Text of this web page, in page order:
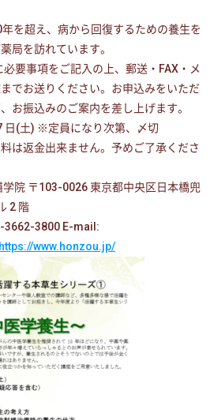
を超え、病から回復するための養生を
局を訪れています。
要事項をご記入の上、郵送・FAX・メ
でお送りください。お申込みをいただ
お振込みのご案内を差し上げます。
日(土) ※定員になり次第、〆切
は返金出来ません。予めご了承くださ
院 〒103-0026 東京都中央区日本橋兜
2 階
3662-3800 E-mail:
https://www.honzou.jp/